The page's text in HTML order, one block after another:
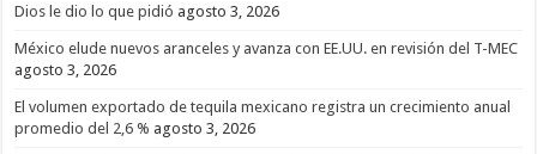
Dios le dio lo que pidió agosto 3, 2026
México elude nuevos aranceles y avanza con EE.UU. en revisión del T-MEC
agosto 3, 2026
El volumen exportado de tequila mexicano registra un crecimiento anual
promedio del 2,6 % agosto 3, 2026